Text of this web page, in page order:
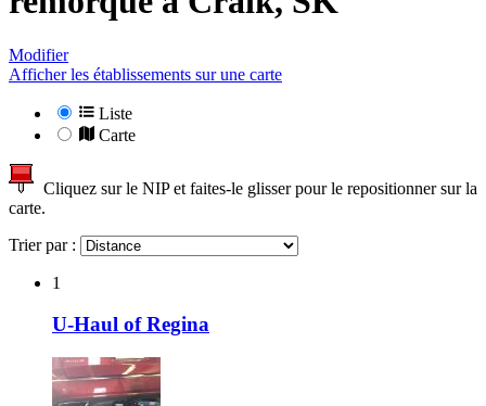
Modifier
Afficher les établissements sur une carte
Liste
Carte
Cliquez sur le NIP et faites-le glisser pour le repositionner sur la
carte.
Trier par :
1
U-Haul of Regina